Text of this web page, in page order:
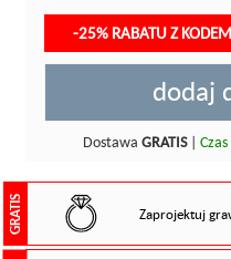
-25% RABATU Z
dodaj
Dostawa GRATIS|
GRATIS Zaprojektuj